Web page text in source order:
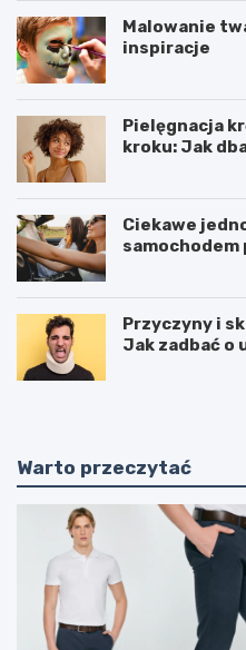
Malowanie
inspiracje
Pielęgnacja
kroku: Jak
Ciekawe
samochodem
Przyczyny i
Jak zadbać o
Warto przeczytać